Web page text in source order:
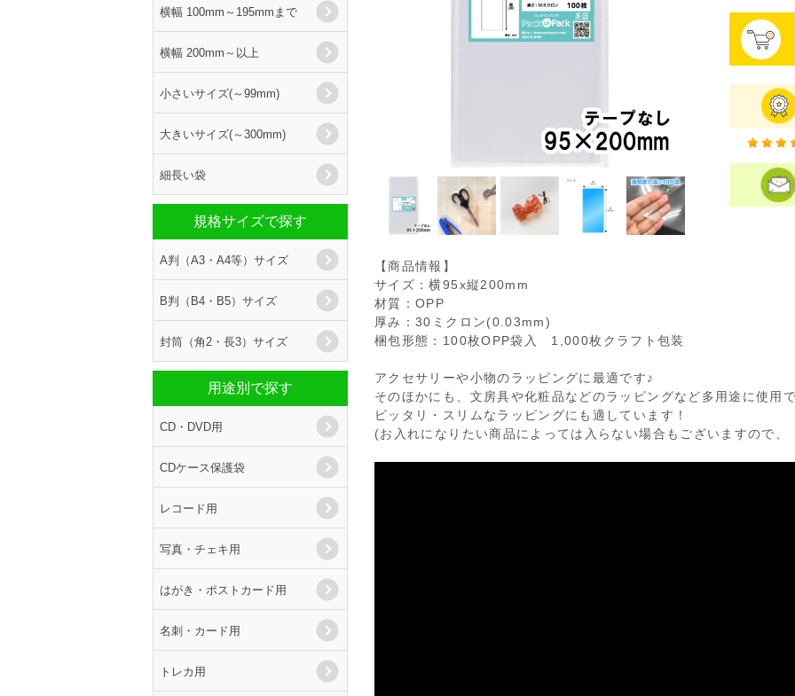
【商品情報】
サイズ：横95x縦200mm
材質：OPP
厚み：30ミクロン(0.03mm)
梱包形態：100枚OPP袋入 1,000枚クラフト包装
アクセサリーや小物のラッピングに最適です♪
そのほかにも、文房具や化粧品などのラッピングなど多用途に使用
ピッタリ・スリムなラッピングにも適しています！
(お入れになりたい商品によっては入らない場合もございますので
横幅 100mm～195mmまで
横幅 200mm～以上
小さいサイズ(～99mm)
大きいサイズ(～300mm)
細長い袋
規格サイズで探す
A判（A3・A4等）サイズ
B判（B4・B5）サイズ
封筒（角2・長3）サイズ
用途別で探す
CD・DVD用
CDケース保護袋
レコード用
写真・チェキ用
はがき・ポストカード用
名刺・カード用
トレカ用